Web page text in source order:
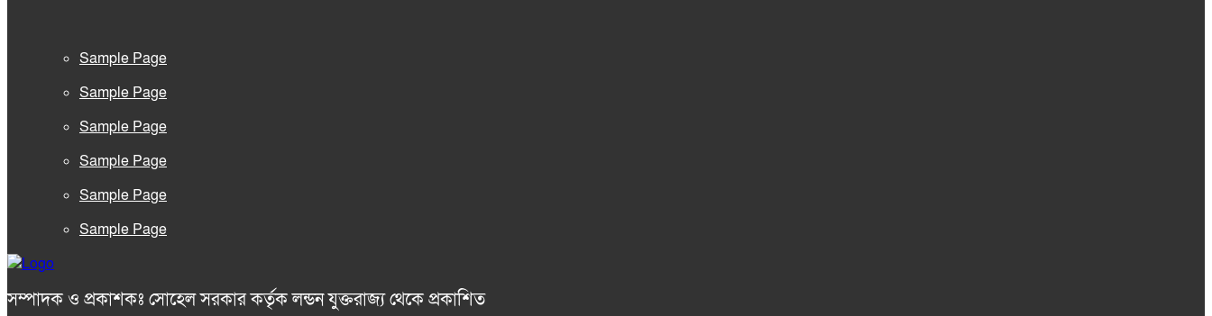
Sample Page
Sample Page
Sample Page
Sample Page
Sample Page
Sample Page
সম্পাদক ও প্রকাশকঃ সোহেল সরকার কর্তৃক লন্ডন যুক্তরাজ্য থেকে প্রকাশিত